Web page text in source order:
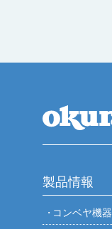
製品情報
コンベヤ機器